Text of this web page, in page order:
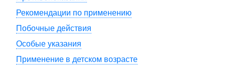
Рекомендации по применению
Побочные действия
Особые указания
Применение в детском возрасте